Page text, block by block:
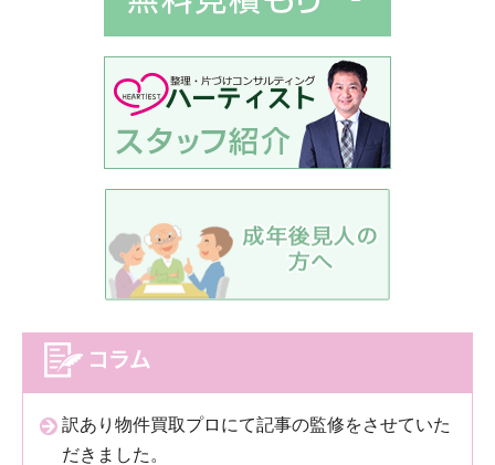
訳あり物件買取プロにて記事の監修をさせていた
だきました。